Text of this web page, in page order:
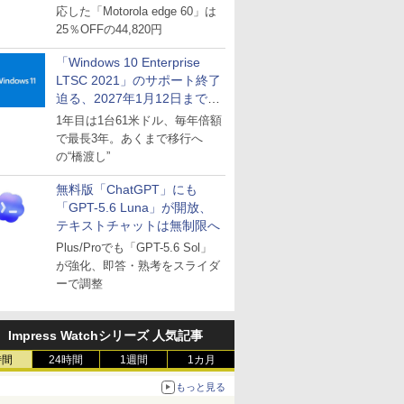
応した「Motorola edge 60」は
25％OFFの44,820円
「Windows 10 Enterprise
LTSC 2021」のサポート終了
迫る、2027年1月12日まで
～ESUは9月1日から販売
1年目は1台61米ドル、毎年倍額
で最長3年。あくまで移行へ
の“橋渡し”
無料版「ChatGPT」にも
「GPT-5.6 Luna」が開放、
テキストチャットは無制限へ
Plus/Proでも「GPT-5.6 Sol」
が強化、即答・熟考をスライダ
ーで調整
Impress Watchシリーズ 人気記事
24時間 1週間 1カ月
もっと見る